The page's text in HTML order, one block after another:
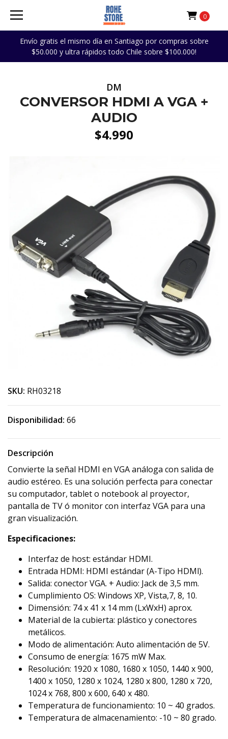
Envío gratis el mismo día en Santiago por compras sobre
$50.000 y ultra rápidos todo Chile sobre $100.000!
0
DM
CONVERSOR HDMI A VGA +
AUDIO
$4.990
SKU: RH03218
Disponibilidad: 66
Descripción
Convierte la señal HDMI en VGA análoga con salida de
audio estéreo. Es una solución perfecta para conectar
su computador, tablet o notebook al proyector,
pantalla de TV ó monitor con interfaz VGA para una
gran visualización.
Especificaciones:
Interfaz de host: estándar HDMI.
Entrada HDMI: HDMI estándar (A-Tipo HDMl).
Salida: conector VGA. + Audio: Jack de 3,5 mm.
Cumplimiento OS: Windows XP, Vista,7, 8, 10.
Dimensión: 74 x 41 x 14 mm (LxWxH) aprox.
Material de la cubierta: plástico y conectores
metálicos.
Modo de alimentación: Auto alimentación de 5V.
Consumo de energía: 1675 mW Max.
Resolución: 1920 x 1080, 1680 x 1050, 1440 x 900,
1400 x 1050, 1280 x 1024, 1280 x 800, 1280 x 720,
1024 x 768, 800 x 600, 640 x 480.
Temperatura de funcionamiento: 10 ~ 40 grados.
Temperatura de almacenamiento: -10 ~ 80 grado.